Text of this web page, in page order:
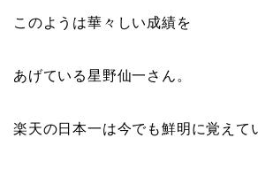
このようは華々しい成績を
あげている星野仙一さん。
楽天の日本一は今でも鮮明に覚えて